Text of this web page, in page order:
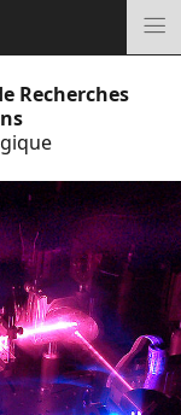
Recherches